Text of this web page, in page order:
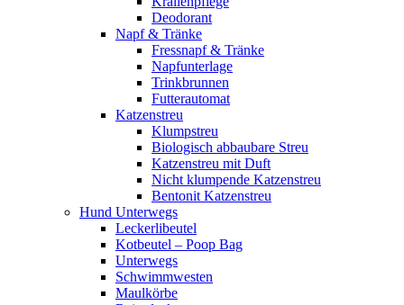
Deodorant
Napf & Tränke
Fressnapf & Tränke
Napfunterlage
Trinkbrunnen
Futterautomat
Katzenstreu
Klumpstreu
Biologisch abbaubare Streu
Katzenstreu mit Duft
Nicht klumpende Katzenstreu
Bentonit Katzenstreu
Hund Unterwegs
Leckerlibeutel
Kotbeutel – Poop Bag
Unterwegs
Schwimmwesten
Maulkörbe